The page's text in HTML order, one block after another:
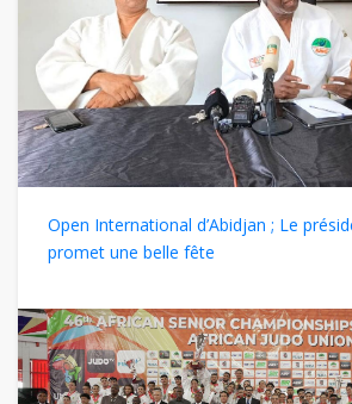
Open International d’Abidjan ; Le
promet une belle fête